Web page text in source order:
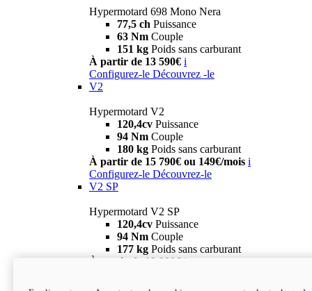
Hypermotard 698 Mono Nera
77,5 ch Puissance
63 Nm Couple
151 kg Poids sans carburant
À partir de 13 590€ i
Configurez-le Découvrez -le
V2
Hypermotard V2
120,4cv Puissance
94 Nm Couple
180 kg Poids sans carburant
À partir de 15 790€ ou 149€/mois i
Configurez-le Découvrez-le
V2 SP
Hypermotard V2 SP
120,4cv Puissance
94 Nm Couple
177 kg Poids sans carburant
À partir de 19 990€ i
new
V2 SP 100